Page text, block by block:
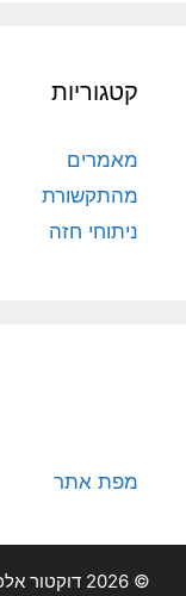
קטגוריות
מאמרים
מהתקשורת
ניתוחי חזה
מפת אתר
© 2026 דוקטור אלכס לבנברג